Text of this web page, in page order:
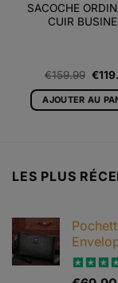
SACOCHE
CUIR
€159.99 Le
initial
était
€
AJOUTER AU
LES PLUS